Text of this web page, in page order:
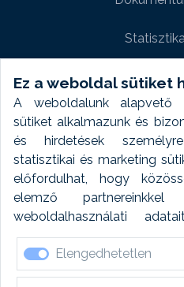
Ez a weboldal sütiket
A weboldalunk alapvető
sütiket alkalmazunk és
és hirdetések
statisztikai és marketing
előfordulhat, hogy
elemző
weboldalhasználati
forrásokból gyűjtött
elfogadásával
ezen adatokat 6 hónap
Elengedhetetlen
Fényképtár